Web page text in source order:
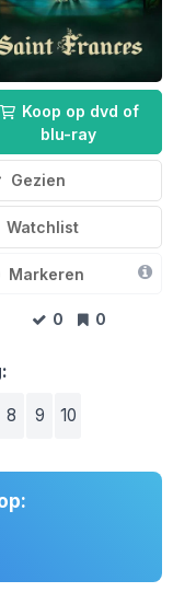
Koop op dvd of
blu-ray
Gezien
Watchlist
Markeren
0 0
8 9 10